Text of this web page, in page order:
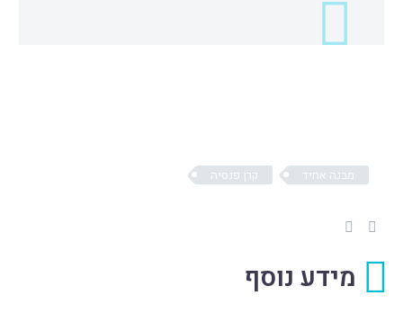
מבנה אחיד קרן פנסיה
מידע נוסף